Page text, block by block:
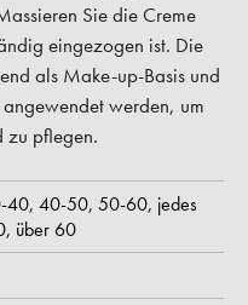
Sie die Creme
eingezogen ist. Die
als Make-up-Basis und
werden, um
zu pflegen.
40, 40-50, 50-60, jedes
über 60